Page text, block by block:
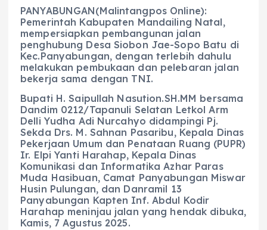
PANYABUNGAN(Malintangpos Online):
Pemerintah Kabupaten Mandailing Natal,
mempersiapkan pembangunan jalan
penghubung Desa Siobon Jae-Sopo Batu di
Kec.Panyabungan, dengan terlebih dahulu
melakukan pembukaan dan pelebaran jalan
bekerja sama dengan TNI.
Bupati H. Saipullah Nasution.SH.MM bersama
Dandim 0212/Tapanuli Selatan Letkol Arm
Delli Yudha Adi Nurcahyo didampingi Pj.
Sekda Drs. M. Sahnan Pasaribu, Kepala Dinas
Pekerjaan Umum dan Penataan Ruang (PUPR)
Ir. Elpi Yanti Harahap, Kepala Dinas
Komunikasi dan Informatika Azhar Paras
Muda Hasibuan, Camat Panyabungan Miswar
Husin Pulungan, dan Danramil 13
Panyabungan Kapten Inf. Abdul Kodir
Harahap meninjau jalan yang hendak dibuka,
Kamis, 7 Agustus 2025.